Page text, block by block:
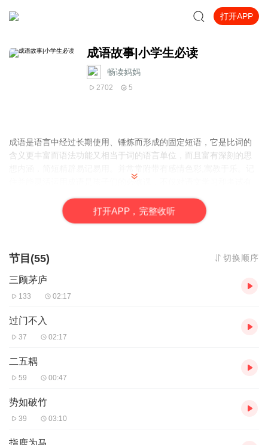
打开APP
成语故事|小学生必读
畅读妈妈
2702 5
成语是语言中经过长期使用、锤炼而形成的固定短语，它是比词的
含义更丰富而语法功能又相当于词的语言单位，而且富有深刻的思
住并能灵活运用成语是孩子们的必修课，不仅对语文学习和考试有
打开APP，完整收听
节目(55) 切换顺序
三顾茅庐
133 02:17
过门不入
37 02:17
二五耦
59 00:47
势如破竹
39 03:10
指鹿为马